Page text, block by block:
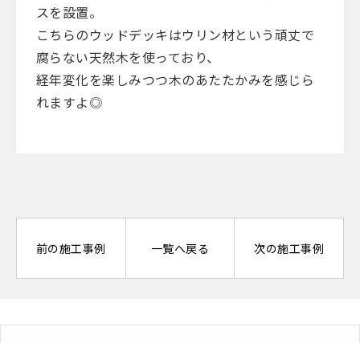
スを設置。
こちらのウッドデッキはウリン材という頑丈で
腐らない天然木を使っており、
経年変化を楽しみつつ木のあたたかみを感じら
れますよ◎
前の施工事例 一覧へ戻る 次の施工事例